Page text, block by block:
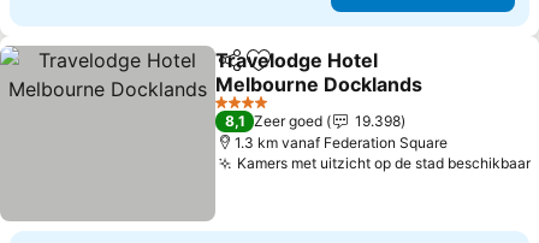
DelenToevoegen aan favorieten
Travelodge Hotel
Melbourne Docklands
Prijzen bekijken
4 Sterren
8,1 Zeer goed
19.398
1.3 km vanaf Federation Square
Kamers met uitzicht op de stad beschikbaar